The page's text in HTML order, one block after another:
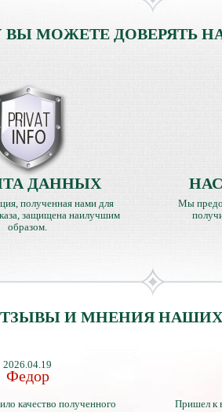
МОЖЕТЕ ДОВЕРЯТЬ
ДАННЫХ
полученная нами для
защищена наилучшим
образом.
Мы
И МНЕНИЯ
2026.04.19
Федор
качество полученного
Пришел к